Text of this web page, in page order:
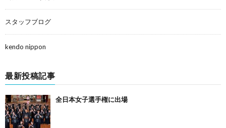
スタッフブログ
kendo nippon
最新投稿記事
全日本女子選手権に出場